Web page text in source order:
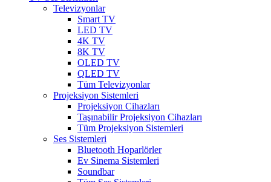
Televizyonlar
Smart TV
LED TV
4K TV
8K TV
OLED TV
QLED TV
Tüm Televizyonlar
Projeksiyon Sistemleri
Projeksiyon Cihazları
Taşınabilir Projeksiyon Cihazları
Tüm Projeksiyon Sistemleri
Ses Sistemleri
Bluetooth Hoparlörler
Ev Sinema Sistemleri
Soundbar